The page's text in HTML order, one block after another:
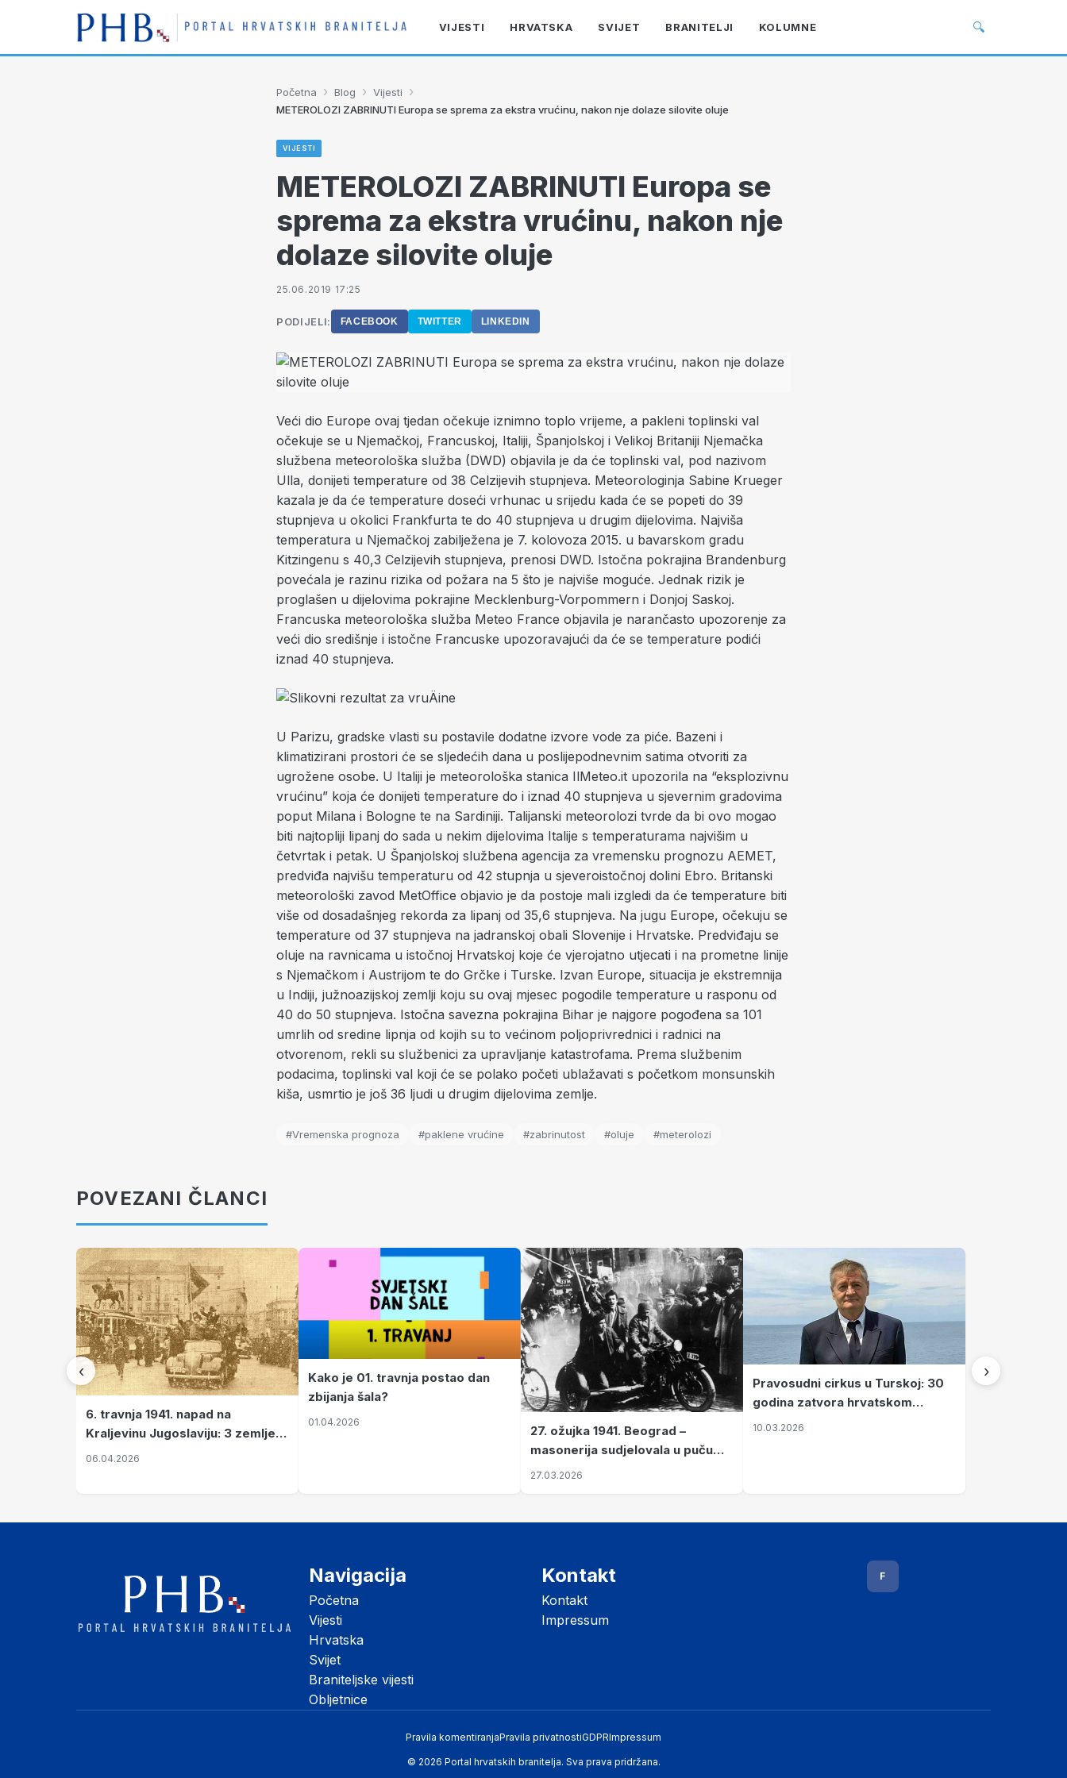
VIJESTI HRVATSKA SVIJET BRANITELJI KOLUMNE 🔍
Početna › Blog › Vijesti ›
METEROLOZI ZABRINUTI Europa se sprema za ekstra vrućinu, nakon nje dolaze silovite oluje
VIJESTI
METEROLOZI ZABRINUTI Europa se
sprema za ekstra vrućinu, nakon nje
dolaze silovite oluje
25.06.2019 17:25
PODIJELI: FACEBOOK TWITTER LINKEDIN
Veći dio Europe ovaj tjedan očekuje iznimno toplo vrijeme, a pakleni toplinski val
očekuje se u Njemačkoj, Francuskoj, Italiji, Španjolskoj i Velikoj Britaniji Njemačka
službena meteorološka služba (DWD) objavila je da će toplinski val, pod nazivom
Ulla, donijeti temperature od 38 Celzijevih stupnjeva. Meteorologinja Sabine Krueger
kazala je da će temperature doseći vrhunac u srijedu kada će se popeti do 39
stupnjeva u okolici Frankfurta te do 40 stupnjeva u drugim dijelovima. Najviša
temperatura u Njemačkoj zabilježena je 7. kolovoza 2015. u bavarskom gradu
Kitzingenu s 40,3 Celzijevih stupnjeva, prenosi DWD. Istočna pokrajina Brandenburg
povećala je razinu rizika od požara na 5 što je najviše moguće. Jednak rizik je
proglašen u dijelovima pokrajine Mecklenburg-Vorpommern i Donjoj Saskoj.
Francuska meteorološka služba Meteo France objavila je narančasto upozorenje za
veći dio središnje i istočne Francuske upozoravajući da će se temperature podići
iznad 40 stupnjeva.
U Parizu, gradske vlasti su postavile dodatne izvore vode za piće. Bazeni i
klimatizirani prostori će se sljedećih dana u poslijepodnevnim satima otvoriti za
ugrožene osobe. U Italiji je meteorološka stanica IlMeteo.it upozorila na “eksplozivnu
vrućinu” koja će donijeti temperature do i iznad 40 stupnjeva u sjevernim gradovima
poput Milana i Bologne te na Sardiniji. Talijanski meteorolozi tvrde da bi ovo mogao
biti najtopliji lipanj do sada u nekim dijelovima Italije s temperaturama najvišim u
četvrtak i petak. U Španjolskoj službena agencija za vremensku prognozu AEMET,
predviđa najvišu temperaturu od 42 stupnja u sjeveroistočnoj dolini Ebro. Britanski
meteorološki zavod MetOffice objavio je da postoje mali izgledi da će temperature biti
više od dosadašnjeg rekorda za lipanj od 35,6 stupnjeva. Na jugu Europe, očekuju se
temperature od 37 stupnjeva na jadranskoj obali Slovenije i Hrvatske. Predviđaju se
oluje na ravnicama u istočnoj Hrvatskoj koje će vjerojatno utjecati i na prometne linije
s Njemačkom i Austrijom te do Grčke i Turske. Izvan Europe, situacija je ekstremnija
u Indiji, južnoazijskoj zemlji koju su ovaj mjesec pogodile temperature u rasponu od
40 do 50 stupnjeva. Istočna savezna pokrajina Bihar je najgore pogođena sa 101
umrlih od sredine lipnja od kojih su to većinom poljoprivrednici i radnici na
otvorenom, rekli su službenici za upravljanje katastrofama. Prema službenim
podacima, toplinski val koji će se polako početi ublažavati s početkom monsunskih
kiša, usmrtio je još 36 ljudi u drugim dijelovima zemlje.
#Vremenska prognoza #paklene vrućine #zabrinutost #oluje #meterolozi
POVEZANI ČLANCI
‹
6. travnja 1941. napad na
Kraljevinu Jugoslaviju: 3 zemlje
nastale njenim raspadom
06.04.2026
Kako je 01. travnja postao dan
zbijanja šala?
01.04.2026
27. ožujka 1941. Beograd –
masonerija sudjelovala u puču
koji je Jugoslaviju odveo u krvavi
27.03.2026
Pravosudni cirkus u Turskoj: 30
godina zatvora hrvatskom
kapetanu kojeg su sami pustili
10.03.2026
›
Navigacija
Početna
Vijesti
Hrvatska
Svijet
Braniteljske vijesti
Obljetnice
Kontakt
Kontakt
Impressum
F
Pravila komentiranjaPravila privatnostiGDPRImpressum
© 2026 Portal hrvatskih branitelja. Sva prava pridržana.